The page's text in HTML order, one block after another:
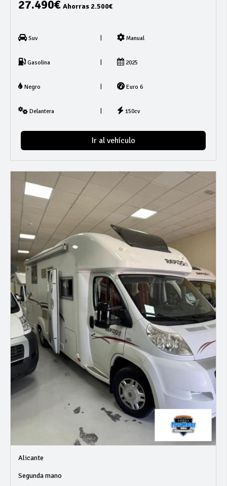
27.490€ Ahorras 2.500€
Suv Manual
Gasolina 2025
Negro Euro 6
Delantera 150cv
Ir al vehículo
Alicante
Segunda mano